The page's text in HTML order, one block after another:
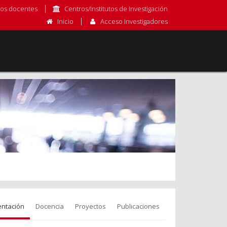
docentes
Centros/Institutos de Investigación
Inicio
Acceso Investigadores
Docencia Proyectos Publicaciones